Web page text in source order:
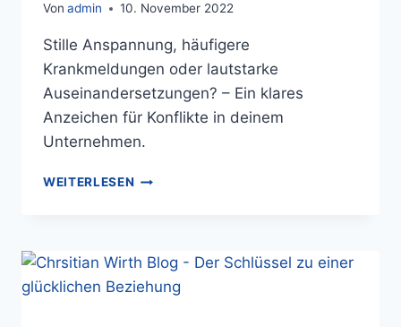
Von admin 10. November 2022
Stille Anspannung, häufigere
Krankmeldungen oder lautstarke
Auseinandersetzungen? – Ein klares
Anzeichen für Konflikte in deinem
Unternehmen.
WEITERLESEN